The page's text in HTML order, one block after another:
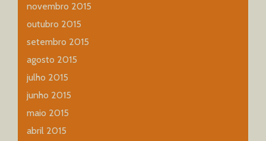
novembro 2015
outubro 2015
setembro 2015
agosto 2015
julho 2015
junho 2015
maio 2015
abril 2015